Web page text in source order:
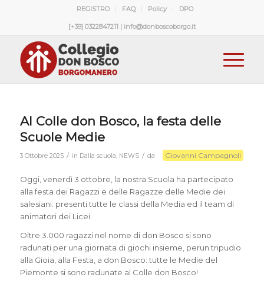
REGISTRO FAQ Policy DPO
[+39] 0322847211 | info@donboscoborgo.it
Al Colle don Bosco, la festa delle
Scuole Medie
3 Ottobre 2025 / in Dalla scuola, NEWS / da Giovanni Campagnoli
Oggi, venerdì 3 ottobre, la nostra Scuola ha partecipato
alla festa dei Ragazzi e delle Ragazze delle Medie dei
salesiani: presenti tutte le classi della Media ed il team di
animatori dei Licei.
Oltre 3.000 ragazzi nel nome di don Bosco si sono
radunati per una giornata di giochi insieme, perun tripudio
alla Gioia, alla Festa, a don Bosco: tutte le Medie del
Piemonte si sono radunate al Colle don Bosco!